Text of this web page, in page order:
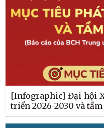
[Infographic] Đại hội
triển 2026-2030 và